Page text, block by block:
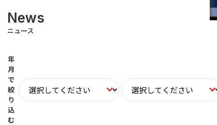
News
ニュース
年
月
で
絞
り
込
む